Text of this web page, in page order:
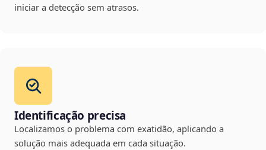
iniciar a detecção sem atrasos.
Identificação precisa
Localizamos o problema com exatidão, aplicando a
solução mais adequada em cada situação.